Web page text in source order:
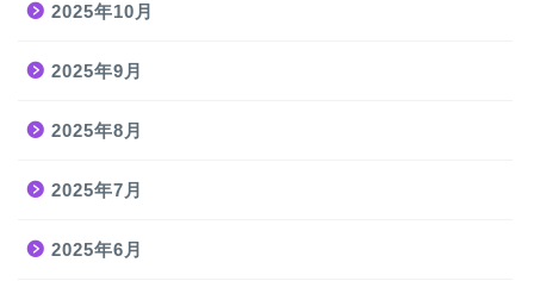
2025年10月
2025年9月
2025年8月
2025年7月
2025年6月